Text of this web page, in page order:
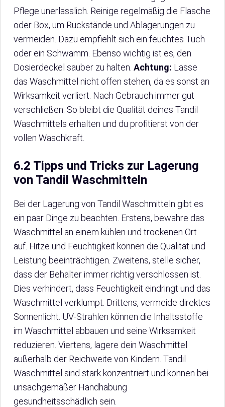
Pflege unerlässlich. Reinige regelmäßig die Flasche
oder Box, um Rückstände und Ablagerungen zu
vermeiden. Dazu empfiehlt sich ein feuchtes Tuch
oder ein Schwamm. Ebenso wichtig ist es, den
Dosierdeckel sauber zu halten. Achtung: Lasse
das Waschmittel nicht offen stehen, da es sonst an
Wirksamkeit verliert. Nach Gebrauch immer gut
verschließen. So bleibt die Qualität deines Tandil
Waschmittels erhalten und du profitierst von der
vollen Waschkraft.
6.2 Tipps und Tricks zur Lagerung
von Tandil Waschmitteln
Bei der Lagerung von Tandil Waschmitteln gibt es
ein paar Dinge zu beachten. Erstens, bewahre das
Waschmittel an einem kühlen und trockenen Ort
auf. Hitze und Feuchtigkeit können die Qualität und
Leistung beeinträchtigen. Zweitens, stelle sicher,
dass der Behälter immer richtig verschlossen ist.
Dies verhindert, dass Feuchtigkeit eindringt und das
Waschmittel verklumpt. Drittens, vermeide direktes
Sonnenlicht. UV-Strahlen können die Inhaltsstoffe
im Waschmittel abbauen und seine Wirksamkeit
reduzieren. Viertens, lagere dein Waschmittel
außerhalb der Reichweite von Kindern. Tandil
Waschmittel sind stark konzentriert und können bei
unsachgemäßer Handhabung
gesundheitsschädlich sein.